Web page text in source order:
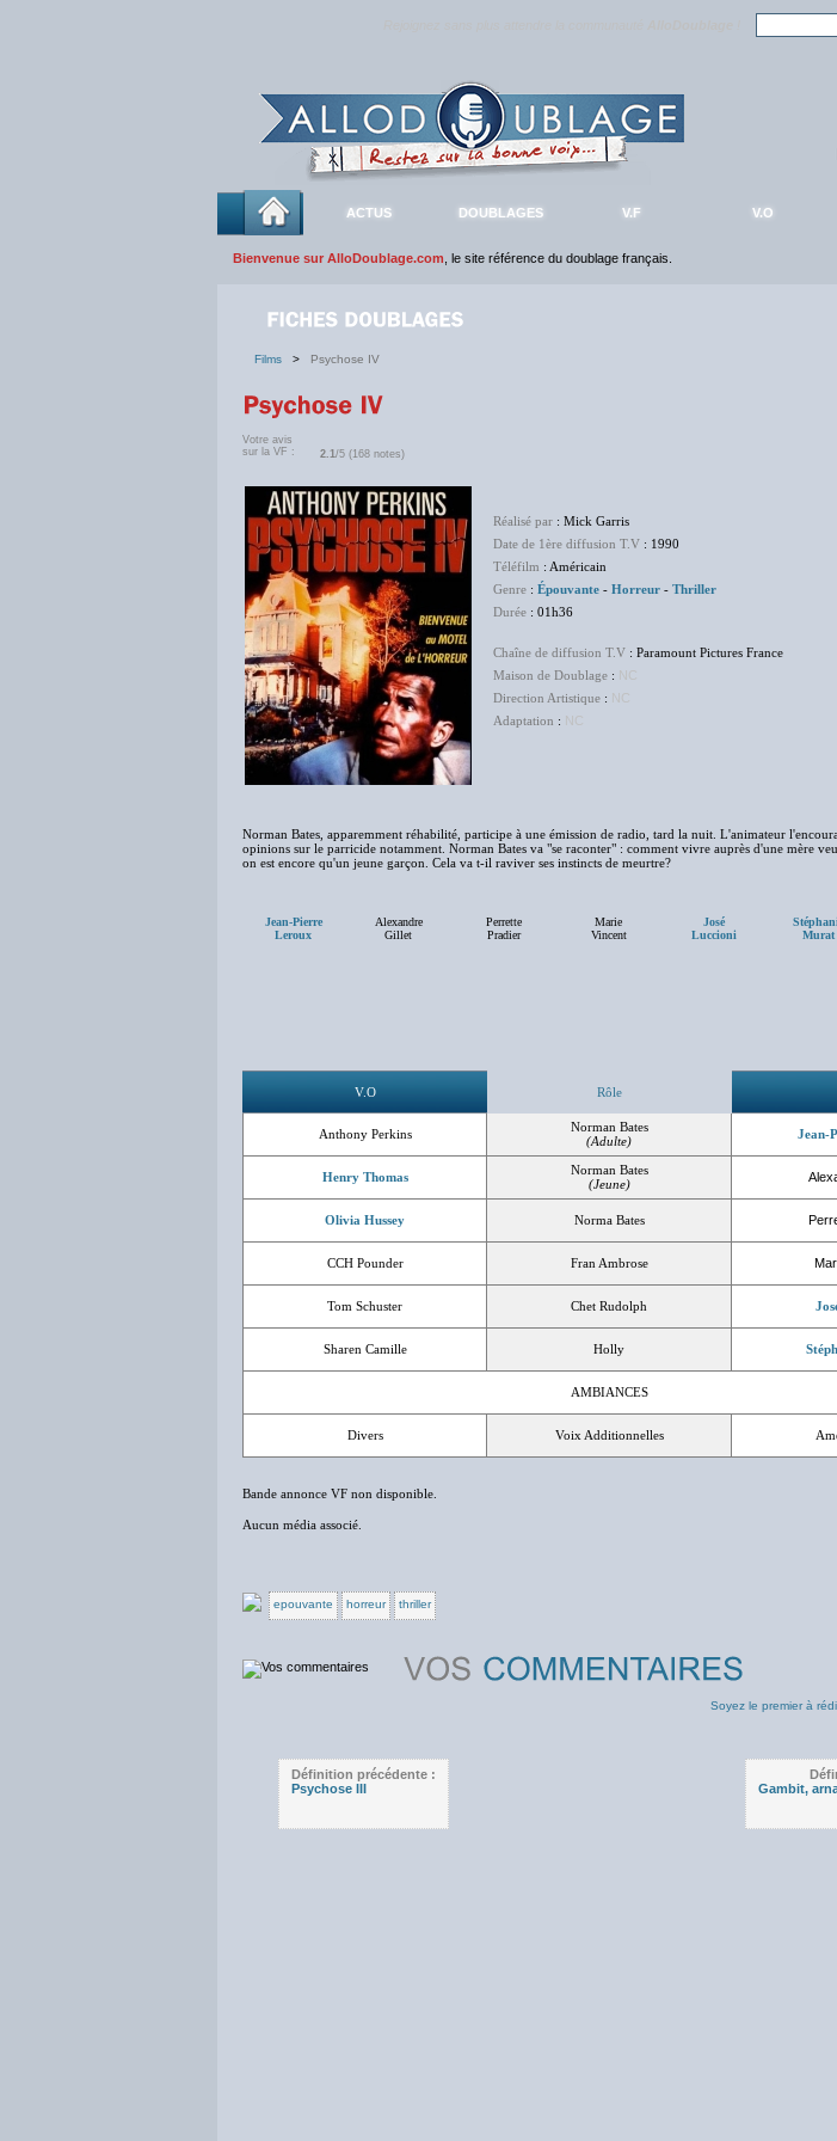
ACTUS DOUBLAGES V.F V.O
Bienvenue sur AlloDoublage.com , le site référence du doublage français.
Films > Psychose IV
Votre avis
sur la VF :
2.1/5 (168 notes)
Réalisé par : Mick Garris
Date de 1ère diffusion T.V : 1990
Téléfilm : Américain
Genre : Épouvante - Horreur - Thriller
Durée : 01h36
Chaîne de diffusion T.V : Paramount Pictures France
Maison de Doublage : NC
Direction Artistique : NC
Adaptation : NC
Norman Bates, apparemment réhabilité, participe à une émission de radio, tard la nuit. L'animateur
opinions sur le parricide notamment. Norman Bates va "se raconter" : comment vivre auprès d'une mère
on est encore qu'un jeune garçon. Cela va t-il raviver ses instincts de meurtre?
Jean-Pierre
Leroux
Alexandre
Gillet
Perrette
Pradier
Marie
Vincent
José
Luccioni
Murat
V.O Rôle
Anthony Perkins
Norman Bates
(Adulte)
Jean-
Henry Thomas
Norman Bates
(Jeune)
Olivia Hussey Norma Bates
CCH Pounder Fran Ambrose
Tom Schuster Chet Rudolph
Sharen Camille Holly
AMBIANCES
Divers Voix Additionnelles
Bande annonce VF non disponible.
Aucun média associé.
epouvante horreur thriller
Soyez le premier à
Définition précédente :
Psychose III
Gambit,